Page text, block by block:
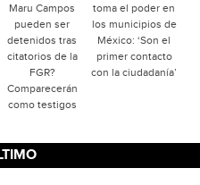
Maru Campos
pueden ser
detenidos tras
citatorios de la
FGR?
Comparecerán
como testigos
toma el poder en
los municipios de
México: ‘Son el
primer contacto
con la ciudadanía’